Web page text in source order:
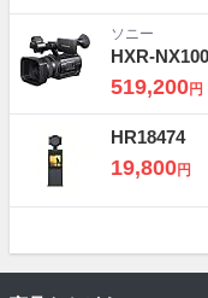
ソニー
HXR-NX100
519,200円
HR18474
19,800円